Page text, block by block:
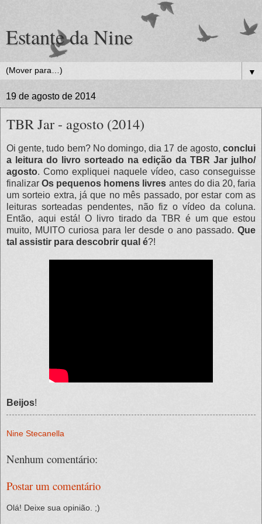
Estante da Nine
▼
19 de agosto de 2014
TBR Jar - agosto (2014)
Oi gente, tudo bem? No domingo, dia 17 de agosto, conclui
a leitura do livro sorteado na edição da TBR Jar julho/
agosto. Como expliquei naquele vídeo, caso conseguisse
finalizarOs pequenos homens livres antes do dia 20, faria
um sorteio extra, já que no mês passado, por estar com as
leituras sorteadas pendentes, não fiz o vídeo da coluna.
Então, aqui está! O livro tirado da TBR é um que estou
muito, MUITO curiosa para ler desde o ano passado. Que
tal assistir para descobrir qual é?!
Beijos!
Nine Stecanella
Nenhum comentário:
Postar um comentário
Olá! Deixe sua opinião. ;)